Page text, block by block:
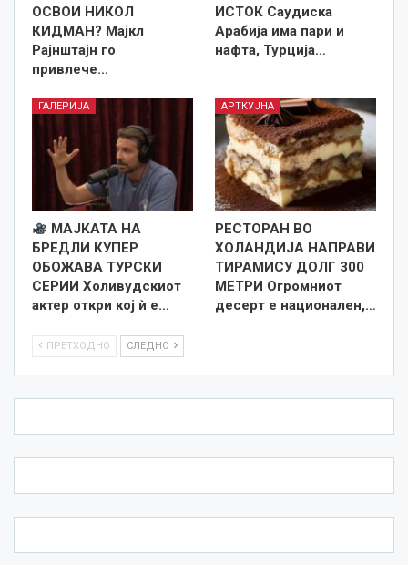
ОСВОИ НИКОЛ
КИДМАН? Мајкл
Рајнштајн го
привлече…
ИСТОК Саудиска
Арабија има пари и
нафта, Турција…
ГАЛЕРИЈА
МАЈКАТА НА
БРЕДЛИ КУПЕР
ОБОЖАВА ТУРСКИ
СЕРИИ Холивудскиот
актер откри кој ѝ е…
АРТКУЈНА
РЕСТОРАН ВО
ХОЛАНДИЈА НАПРАВИ
ТИРАМИСУ ДОЛГ 300
МЕТРИ Огромниот
десерт е национален,…
ПРЕТХОДНО СЛЕДНО